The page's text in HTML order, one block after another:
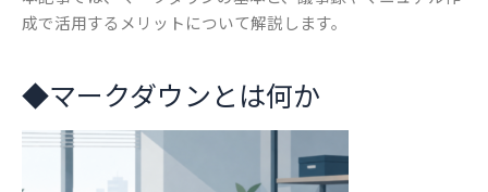
成で活用するメリットについて解説します。
◆マークダウンとは何か